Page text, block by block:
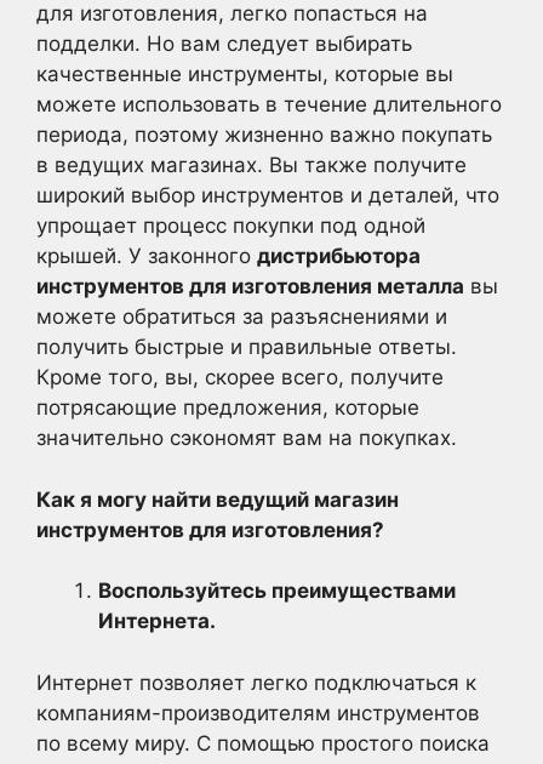
для изготовления, легко попасться на
подделки. Но вам следует выбирать
качественные инструменты, которые вы
можете использовать в течение длительного
периода, поэтому жизненно важно покупать
в ведущих магазинах. Вы также получите
широкий выбор инструментов и деталей, что
упрощает процесс покупки под одной
крышей. У законного дистрибьютора
инструментов для изготовления металла вы
можете обратиться за разъяснениями и
получить быстрые и правильные ответы.
Кроме того, вы, скорее всего, получите
потрясающие предложения, которые
значительно сэкономят вам на покупках.
Как я могу найти ведущий магазин
инструментов для изготовления?
Воспользуйтесь преимуществами
Интернета.
Интернет позволяет легко подключаться к
компаниям-производителям инструментов
по всему миру. С помощью простого поиска